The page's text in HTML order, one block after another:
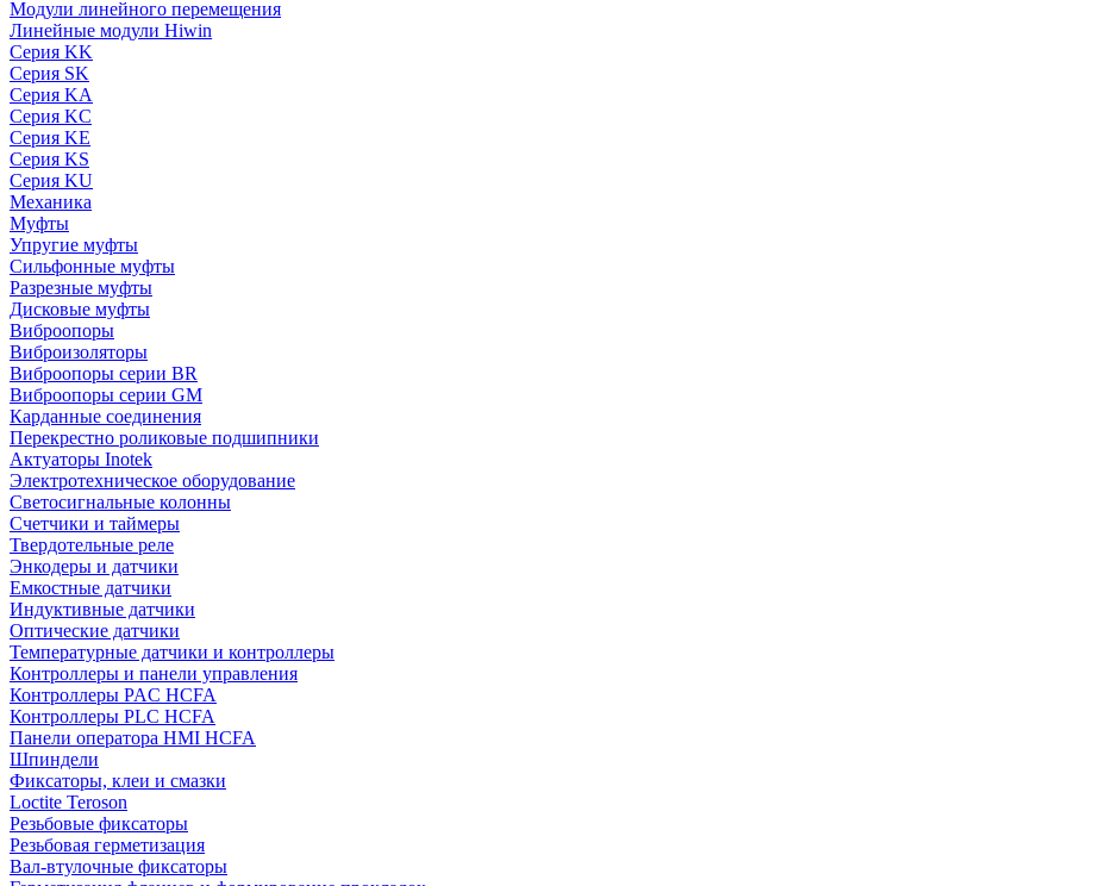
Модули линейного перемещения
Линейные модули Hiwin
Серия KK
Серия SK
Серия KA
Серия KC
Серия KE
Серия KS
Серия KU
Механика
Муфты
Упругие муфты
Сильфонные муфты
Разрезные муфты
Дисковые муфты
Виброопоры
Виброизоляторы
Виброопоры серии BR
Виброопоры серии GM
Карданные соединения
Перекрестно роликовые подшипники
Актуаторы Inotek
Электротехническое оборудование
Светосигнальные колонны
Счетчики и таймеры
Твердотельные реле
Энкодеры и датчики
Емкостные датчики
Индуктивные датчики
Оптические датчики
Температурные датчики и контроллеры
Контроллеры и панели управления
Контроллеры PAC HCFA
Контроллеры PLC HCFA
Панели оператора HMI HCFA
Шпиндели
Фиксаторы, клеи и смазки
Loctite Teroson
Резьбовые фиксаторы
Резьбовая герметизация
Вал-втулочные фиксаторы